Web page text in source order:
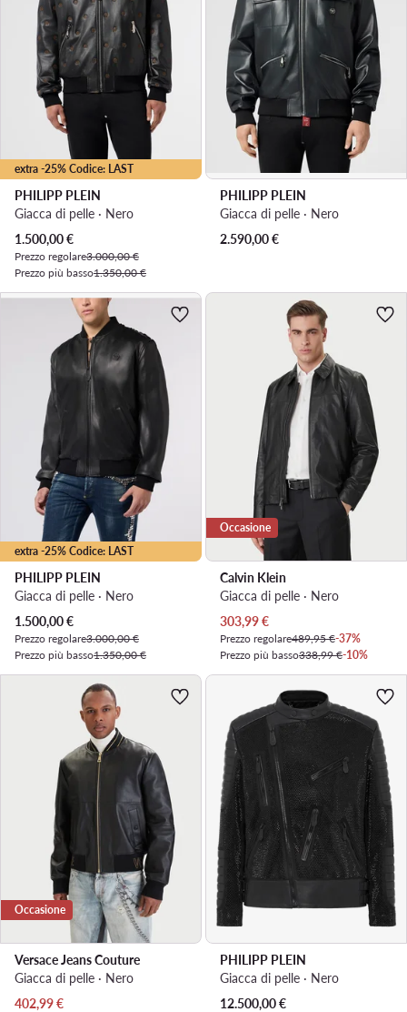
extra -25% Codice: LAST
PHILIPP PLEIN
Giacca di pelle · Nero
Prezzo attuale
1.500,00€
Prezzo regolare3.000,00 €
Prezzo più basso1.350,00 €
PHILIPP PLEIN
Giacca di pelle · Nero
2.590,00€
extra -25% Codice: LAST
PHILIPP PLEIN
Giacca di pelle · Nero
Prezzo attuale
1.500,00€
Prezzo regolare3.000,00 €
Prezzo più basso1.350,00 €
Occasione
Calvin Klein
Giacca di pelle · Nero
Prezzo attuale
303,99€
Prezzo regolare489,95 €-37%
Prezzo più basso338,99 €-10%
Occasione
Versace Jeans Couture
Giacca di pelle · Nero
Prezzo attuale
402,99€
PHILIPP PLEIN
Giacca di pelle · Nero
12.500,00€